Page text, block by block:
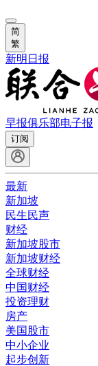
简
繁
新明日报
早报俱乐部电子报
订阅
最新
新加坡
民生民声
财经
新加坡股市
新加坡财经
全球财经
中国财经
投资理财
房产
美国股市
中小企业
起步创新